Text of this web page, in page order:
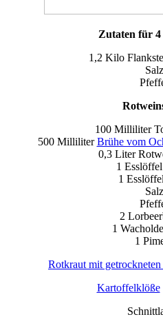
Zutaten für 4
1,2 Kilo
Salz
100 Milliliter
500 MilliliterBrühe vom
0,3 Liter
1
1
Salz
2
1
1
Rotkraut mit
Kartoffelklöße